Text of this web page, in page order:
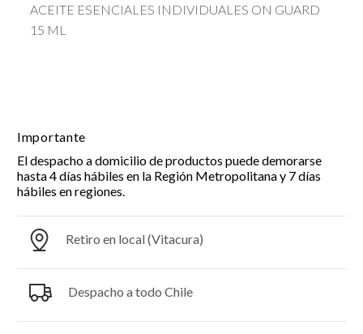
ACEITE ESENCIALES INDIVIDUALES ON GUARD
15 ML
Importante
El despacho a domicilio de productos puede demorarse
hasta 4 días hábiles en la Región Metropolitana y 7 días
hábiles en regiones.
Retiro en local (Vitacura)
Despacho a todo Chile